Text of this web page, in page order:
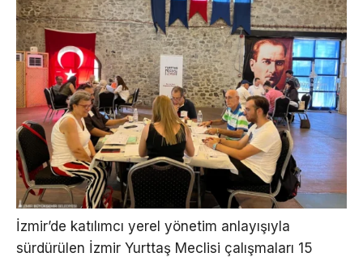
İzmir’de katılımcı yerel yönetim anlayışıyla
sürdürülen İzmir Yurttaş Meclisi çalışmaları 15